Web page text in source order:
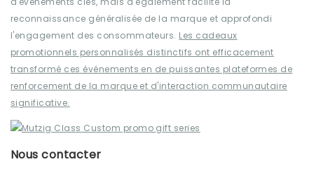
reconnaissance généralisée de la marque et approfondi
l'engagement des consommateurs. Les cadeaux
promotionnels personnalisés distinctifs ont efficacement
transformé ces événements en de puissantes plateformes de
renforcement de la marque et d'interaction communautaire
significative.
Nous contacter